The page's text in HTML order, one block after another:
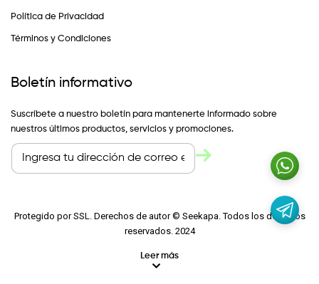
Política de Privacidad
Términos y Condiciones
Boletín informativo
Suscríbete a nuestro boletín para mantenerte informado sobre
nuestros últimos productos, servicios y promociones.
Protegido por SSL. Derechos de autor © Seekapa. Todos los derechos
reservados. 2024
Leer más